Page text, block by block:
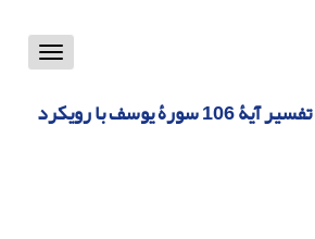
Toggle
بررسی روش‌شناختی تفسیر آیۀ 106 سورۀ یوسف با رویکرد